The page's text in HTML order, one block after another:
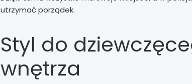
utrzymać porządek.
Styl do
wnętrza